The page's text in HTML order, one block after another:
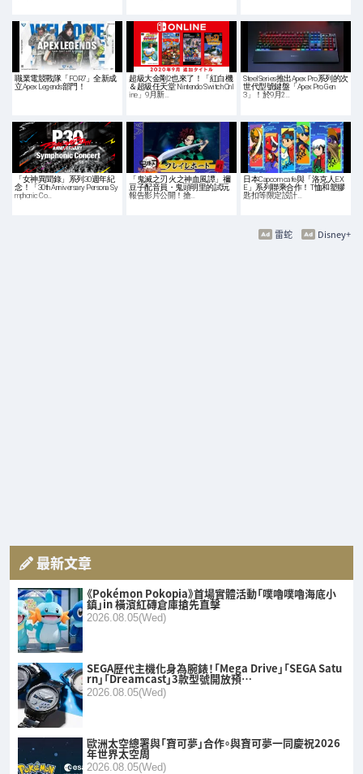
職業電競戰隊「FOR7」全新成
立Apex Legends部門！
超級大金剛2也來了！「紅白機
＆超級任天堂 Nintendo Switch Onl
ine」9月新…
SteelSeries推出Apex Pro系列的次
世代型號鍵盤「Apex Pro Gen
3」！於9月2…
「女神異聞錄」系列30週年紀
念！「30th Anniversary Persona Sy
mphonic Co…
「鬼滅之刃 火之神血風譚」禰
豆子配音員・鬼頭明里的試玩
報告影片公開！搶…
日本Capcom cafe與「洛克人EX
E」系列聯乘合作！ T恤和塑膠
匙扣等限定設計…
Disney+
雷蛇
最新文章
《Pokémon Pokopia》首場實體活動「噗嚕噗嚕海底小
鎮」in 橫濱紅磚倉庫搶先直擊
2026.08.05(Wed)
SEGA歷代主機化身為腕錶！「Mega Drive」「SEGA Satu
rn」「Dreamcast」3款型號開放預…
2026.08.05(Wed)
歐洲太空總署與「寶可夢」合作。與寶可夢一同慶祝2026
年世界太空周
2026.08.05(Wed)